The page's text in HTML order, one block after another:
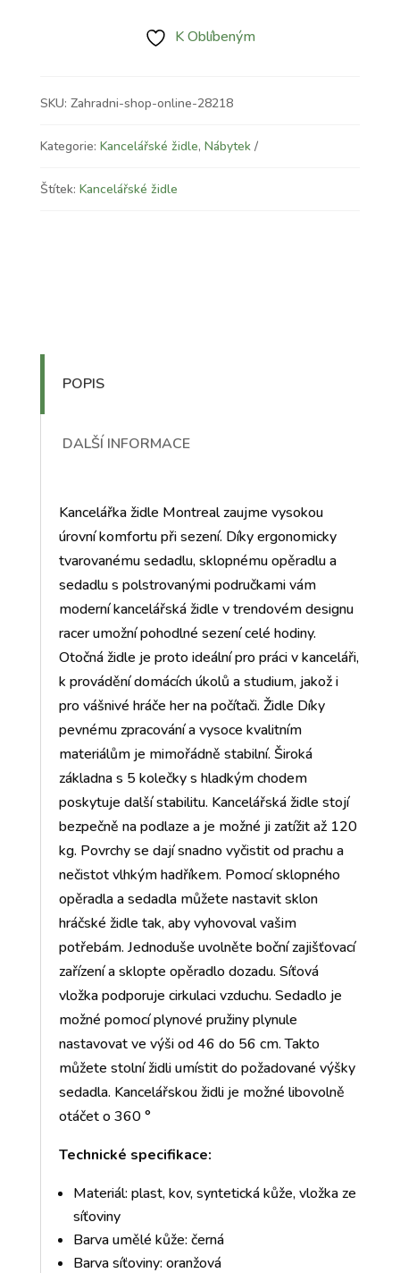
K Oblíbeným
SKU: Zahradni-shop-online-28218
Kategorie: Kancelářské židle, Nábytek
Štítek: Kancelářské židle
POPIS
DALŠÍ INFORMACE
Kancelářka židle Montreal zaujme vysokou
úrovní komfortu při sezení. Díky ergonomicky
tvarovanému sedadlu, sklopnému opěradlu a
sedadlu s polstrovanými područkami vám
moderní kancelářská židle v trendovém designu
racer umožní pohodlné sezení celé hodiny.
Otočná židle je proto ideální pro práci v kanceláři,
k provádění domácích úkolů a studium, jakož i
pro vášnivé hráče her na počítači. Židle Díky
pevnému zpracování a vysoce kvalitním
materiálům je mimořádně stabilní. Široká
základna s 5 kolečky s hladkým chodem
poskytuje další stabilitu. Kancelářská židle stojí
bezpečně na podlaze a je možné ji zatížit až 120
kg. Povrchy se dají snadno vyčistit od prachu a
nečistot vlhkým hadříkem. Pomocí sklopného
opěradla a sedadla můžete nastavit sklon
hráčské židle tak, aby vyhovoval vašim
potřebám. Jednoduše uvolněte boční zajišťovací
zařízení a sklopte opěradlo dozadu. Síťová
vložka podporuje cirkulaci vzduchu. Sedadlo je
možné pomocí plynové pružiny plynule
nastavovat ve výši od 46 do 56 cm. Takto
můžete stolní židli umístit do požadované výšky
sedadla. Kancelářskou židli je možné libovolně
otáčet o 360 °
Technické specifikace:
Materiál: plast, kov, syntetická kůže, vložka ze
síťoviny
Barva umělé kůže: černá
Barva síťoviny: oranžová